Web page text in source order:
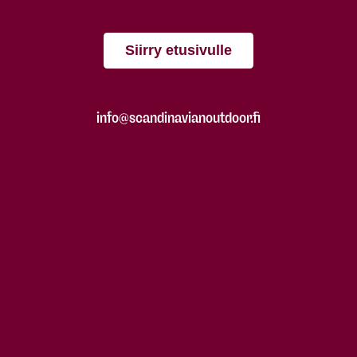
Siirry etusivulle
info@scandinavianoutdoor.fi